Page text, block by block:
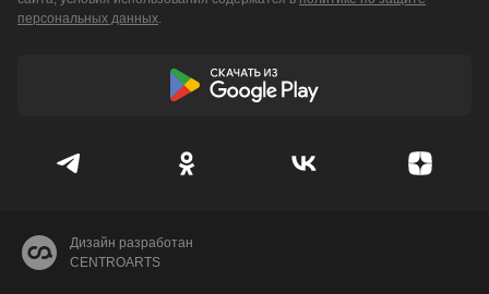
персональных данных.
Дизайн разработан
CENTROARTS